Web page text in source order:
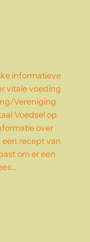
informatieve
vitale voeding
Vereniging
Voedsel op
over
recept van
om er een